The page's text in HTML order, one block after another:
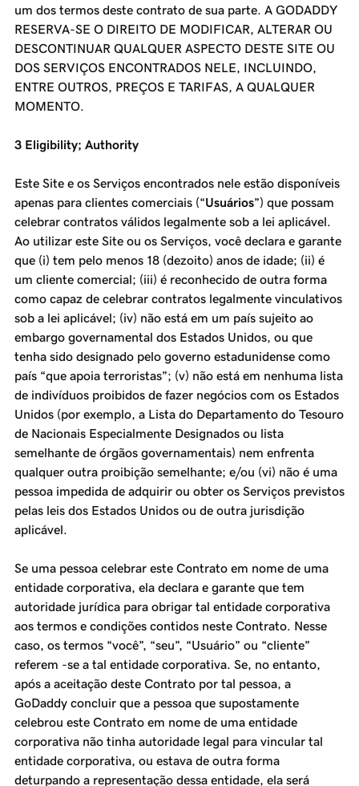
um dos termos deste contrato de sua parte.
A GODADDY
RESERVA-SE O DIREITO DE MODIFICAR, ALTERAR OU
DESCONTINUAR QUALQUER ASPECTO DESTE SITE OU
DOS SERVIÇOS ENCONTRADOS NELE, INCLUINDO,
ENTRE OUTROS, PREÇOS E TARIFAS, A QUALQUER
MOMENTO.
3 Eligibility; Authority
Este Site e os Serviços encontrados nele estão disponíveis
apenas para clientes comerciais (“Usuários”) que possam
celebrar contratos válidos legalmente sob a lei aplicável.
Ao utilizar este Site ou os Serviços, você declara e garante
que (i) tem pelo menos 18 (dezoito) anos de idade; (ii) é
um cliente comercial; (iii) é reconhecido de outra forma
como capaz de celebrar contratos legalmente vinculativos
sob a lei aplicável; (iv) não está em um país sujeito ao
embargo governamental dos Estados Unidos, ou que
tenha sido designado pelo governo estadunidense como
país “que apoia terroristas”; (v) não está em nenhuma lista
de indivíduos proibidos de fazer negócios com os Estados
Unidos (por exemplo, a Lista do Departamento do Tesouro
de Nacionais Especialmente Designados ou lista
semelhante de órgãos governamentais) nem enfrenta
qualquer outra proibição semelhante; e/ou (vi) não é uma
pessoa impedida de adquirir ou obter os Serviços previstos
pelas leis dos Estados Unidos ou de outra jurisdição
aplicável.
Se uma pessoa celebrar este Contrato em nome de uma
entidade corporativa, ela declara e garante que tem
autoridade jurídica para obrigar tal entidade corporativa
aos termos e condições contidos neste Contrato. Nesse
caso, os termos “você”, “seu”, “Usuário” ou “cliente”
referem -se a tal entidade corporativa. Se, no entanto,
após a aceitação deste Contrato por tal pessoa, a
GoDaddy concluir que a pessoa que supostamente
celebrou este Contrato em nome de uma entidade
corporativa não tinha autoridade legal para vincular tal
entidade corporativa, ou estava de outra forma
deturpando a representação dessa entidade, ela será